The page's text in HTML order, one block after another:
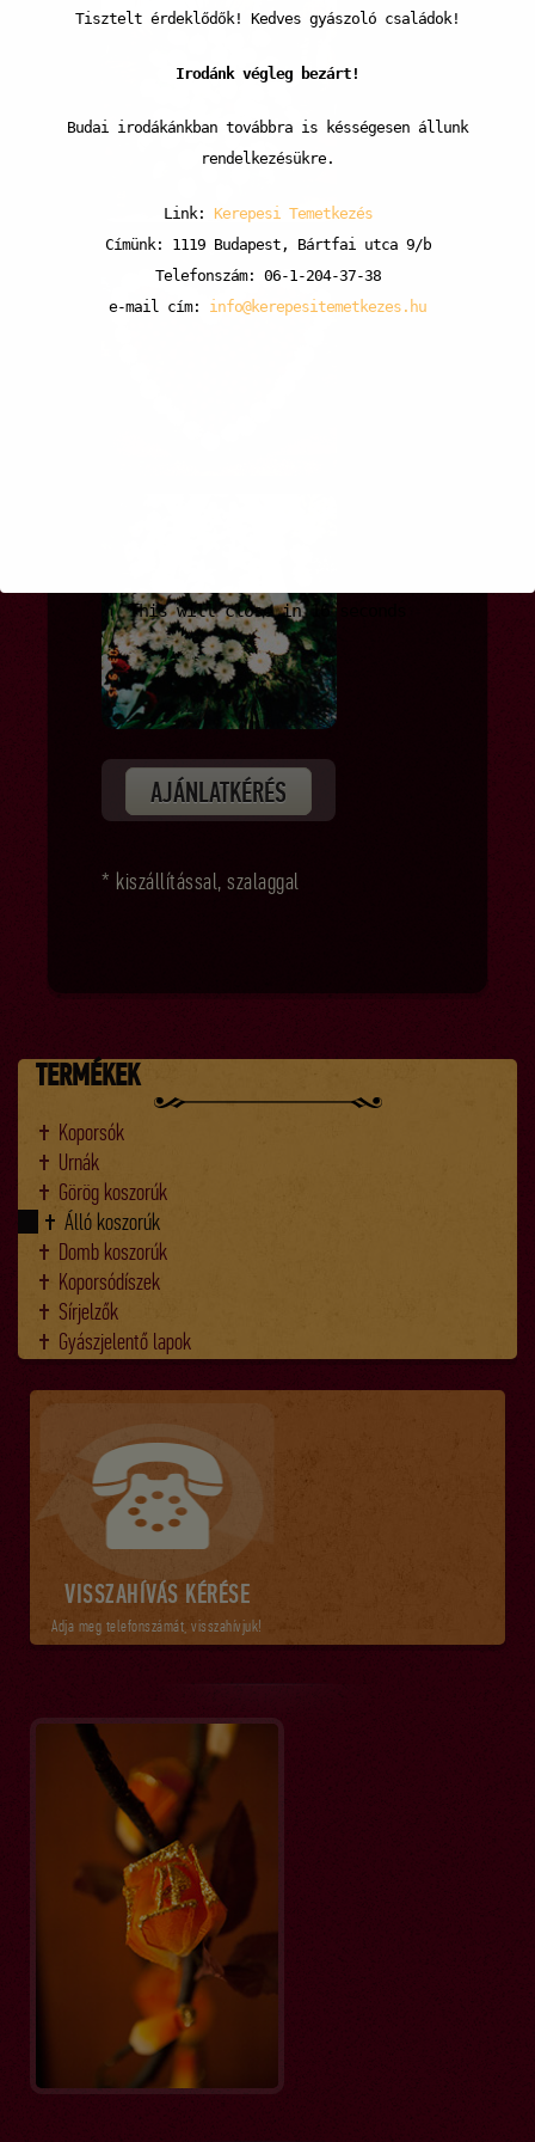
AJÁNLATKÉRÉS
* kiszállítással, szalaggal
TERMÉKEK
Koporsók
Urnák
Görög koszorúk
Álló koszorúk
Domb koszorúk
Koporsódíszek
Sírjelzők
Gyászjelentő lapok
VISSZAHÍVÁS KÉRÉSE
Adja meg telefonszámát, visszahívjuk!
Tisztelt érdeklődők! Kedves gyászoló családok!
Irodánk végleg bezárt!
Budai irodákánkban továbbra is késségesen állunk
rendelkezésükre.
Link: Kerepesi Temetkezés
Címünk: 1119 Budapest, Bártfai utca 9/b
Telefonszám: 06-1-204-37-38
e-mail cím: info@kerepesitemetkezes.hu
This will close in 14 seconds